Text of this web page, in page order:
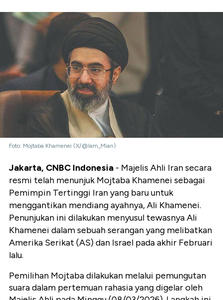
Foto: Mojtaba Khamenei (X/@Iam_Mian)
Jakarta, CNBC Indonesia - Majelis Ahli Iran secara
resmi telah menunjuk Mojtaba Khamenei sebagai
Pemimpin Tertinggi Iran yang baru untuk
menggantikan mendiang ayahnya, Ali Khamenei.
Penunjukan ini dilakukan menyusul tewasnya Ali
Khamenei dalam sebuah serangan yang melibatkan
Amerika Serikat (AS) dan Israel pada akhir Februari
lalu.
Pemilihan Mojtaba dilakukan melalui pemungutan
suara dalam pertemuan rahasia yang digelar oleh